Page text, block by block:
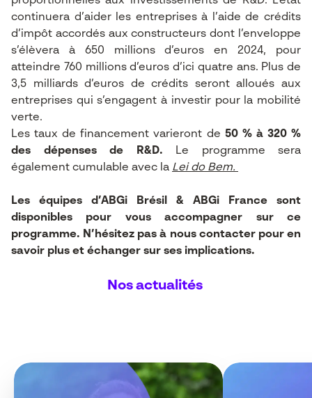
continuera d’aider les entreprises à l’aide de crédits
d’impôt accordés aux constructeurs dont l’enveloppe
s’élèvera à 650 millions d’euros en 2024, pour
atteindre 760 millions d’euros d’ici quatre ans. Plus de
3,5 milliards d’euros de crédits seront alloués aux
entreprises qui s’engagent à investir pour la mobilité
verte.
Les taux de financement varieront de 50 % à 320 %
des dépenses de R&D.
Le programme sera
également cumulable avec la Lei do Bem.
Les équipes d’ABGi Brésil & ABGi France sont
disponibles pour vous accompagner sur ce
programme. N’hésitez pas à nous contacter pour en
savoir plus et échanger sur ses implications.
Nos actualités